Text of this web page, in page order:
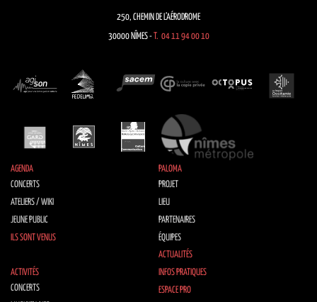
250, CHEMIN DE L’AÉRODROME
30000 NÎMES - T. 04 11 94 00 10
AGENDA
CONCERTS
ATELIERS / WIKI
JEUNE PUBLIC
ILS SONT VENUS
PALOMA
PROJET
LIEU
PARTENAIRES
ÉQUIPES
ACTUALITÉS
ACTIVITÉS
CONCERTS
INFOS PRATIQUES
ESPACE PRO